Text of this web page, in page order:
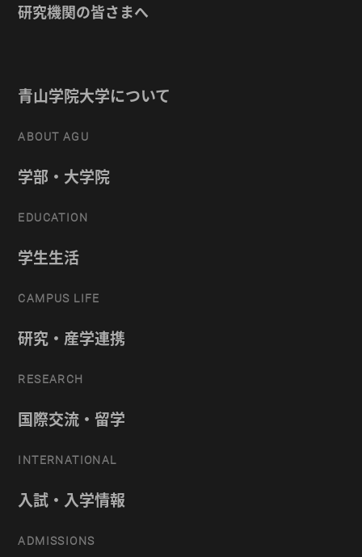
研究機関の皆さまへ
青山学院大学について
ABOUT AGU
学部・大学院
EDUCATION
学生生活
CAMPUS LIFE
研究・産学連携
RESEARCH
国際交流・留学
INTERNATIONAL
入試・入学情報
ADMISSIONS